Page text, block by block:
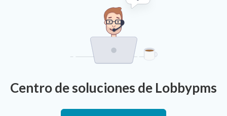
Centro de soluciones de Lobbypms